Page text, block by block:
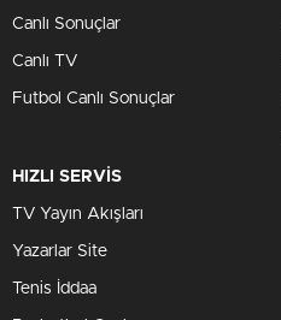
Canlı Sonuçlar
Canlı TV
Futbol Canlı Sonuçlar
HIZLI SERVİS
TV Yayın Akışları
Yazarlar Site
Tenis İddaa